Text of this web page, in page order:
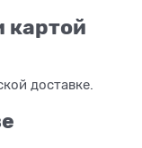
картой
доставке.